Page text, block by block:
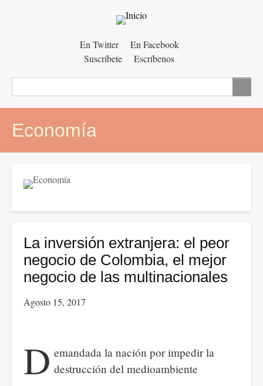
En Twitter
En Facebook
Suscríbete
Escríbenos
Economía
La inversión extranjera: el peor
negocio de Colombia, el mejor
negocio de las multinacionales
Agosto 15, 2017
D emandada la nación por impedir la
destrucción del medioambiente